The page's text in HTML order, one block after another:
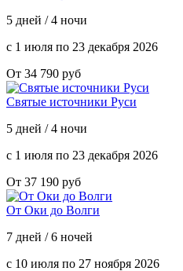
5 дней / 4 ночи
с 1 июля по 23 декабря 2026
От 34 790 руб
Святые источники Руси
5 дней / 4 ночи
с 1 июля по 23 декабря 2026
От 37 190 руб
От Оки до Волги
7 дней / 6 ночей
с 10 июля по 27 ноября 2026